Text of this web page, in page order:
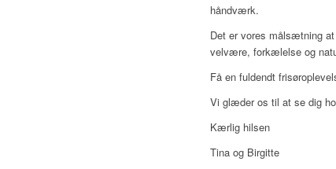
håndværk.
Det er vores målsætning
velvære, forkælelse og
Få en fuldendt
Vi glæder os til at se dig
Kærlig hilsen
Tina og Birgitte